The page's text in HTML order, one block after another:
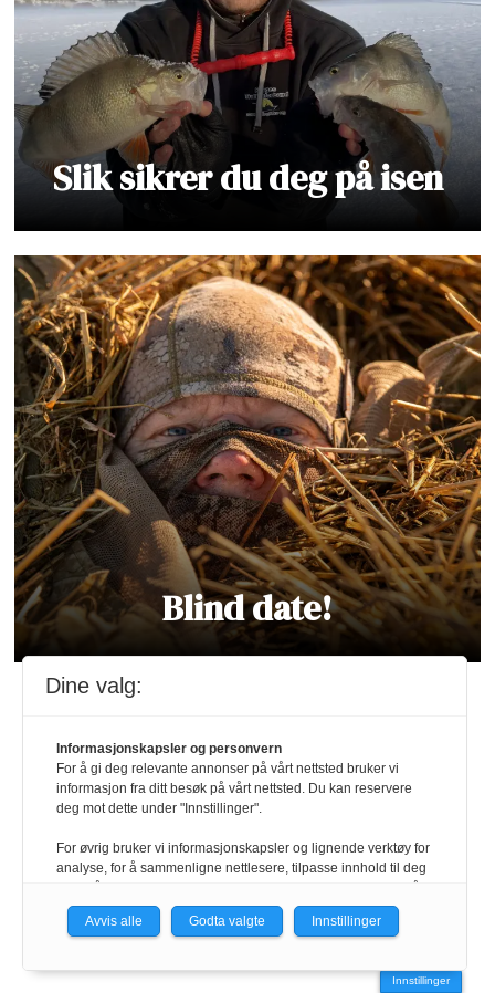
Slik sikrer du deg på isen
Blind date!
Innstillinger
Dine valg:
Informasjonskapsler og personvern
For å gi deg relevante annonser på vårt nettsted bruker vi
informasjon fra ditt besøk på vårt nettsted. Du kan reservere
deg mot dette under "Innstillinger".
For øvrig bruker vi informasjonskapsler og lignende verktøy for
analyse, for å sammenligne nettlesere, tilpasse innhold til deg
personvernerklæring.
du få relevante annonser på nettstedene til medlemmene i
nettverket basert på informasjon fra dine besøk på tvers av
Avvis alle Godta valgte Innstillinger